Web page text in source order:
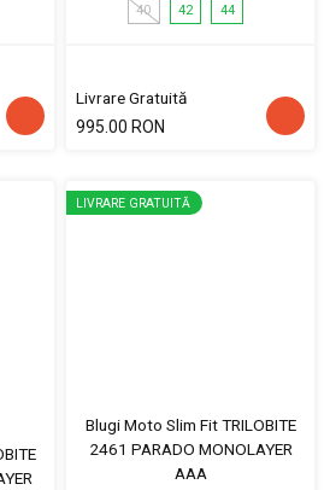
40 42 44
Livrare Gratuită
995.00 RON
LIVRARE GRATUITĂ
Blugi Moto Slim Fit TRILOBITE
2461 PARADO MONOLAYER
AAA